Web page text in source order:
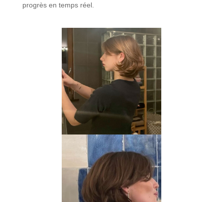
progrès en temps réel.